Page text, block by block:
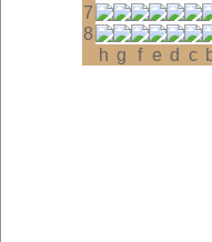
7
8
h g f e d c